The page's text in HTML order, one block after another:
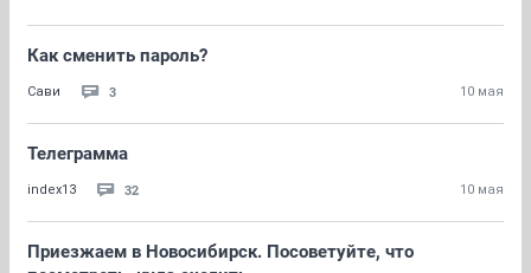
Как сменить пароль?
Сави 3 10 мая
Телеграмма
index13 32 10 мая
Приезжаем в Новосибирск. Посоветуйте, что